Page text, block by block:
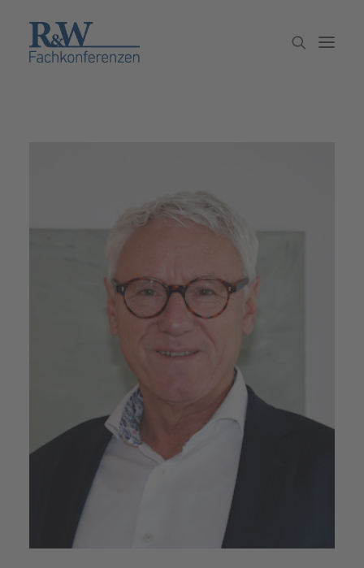
Newsletter
Archiv